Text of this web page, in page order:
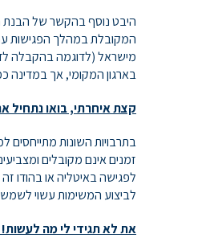
היבט נוסף בהקשר של הבנת
המקובלת במהלך הפגישות
מישראל (לדוגמה בהקבלה
בארגון המקומי, אך במדינה
קצת איחרתי, בואו נתחיל
בתרבויות השונות מתייחסים
זמנים אינם מקובלים
לפגישה באיטליה או בהודו
לביצוע המשימות עשוי
את לא תגידי לי מה